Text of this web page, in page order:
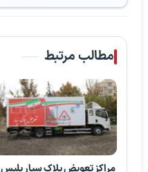
مطالب مرتبط